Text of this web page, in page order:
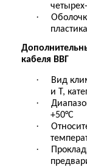
·
кабеля ВВГ
·
Вид
и Т,
·
+50°С
·
·